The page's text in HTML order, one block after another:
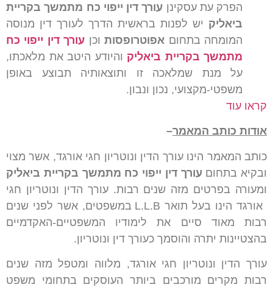
הפרק עת עסקינן עורך דין ייפוי כח מתמשך בקריית
ביאליק יש לפנות בראשית הדרך לעורך דין מנוסה
המומחה בתחום אפוטרופסותוכן עורך דין ייפוי כח
מתמשך בקריית ביאליק והיודע היטב את מלאכתו,
על מנת שמלאכה זו ותוצאותיה תבוצע באופן
משפטי-מקצועי, נכון ונבון.
קראו עוד
אודות כותב המאמר–
כותב המאמר הינו עורך הדין ונוטריון חגי אורגד, אשר מצוי
ובקיא בתחוםעורך דין ייפוי כח מתמשך בקריית ביאליק
ומעורה בפרטים מזה שנים רבות. עורך הדין ונוטריון חגי
אורגד הינו בעל תואר L.L.B במשפטים, אשר לפני שנים
רבות מאוד סיים את לימודיו המשפטיים-האקדמיים
בהצטיינות יתרה והוסמך כעורך דין ונוטריון.
עורך הדין ונוטריון חגי אורגד, מלווה ומטפל מזה שנים
רבות מקרים מורכבים ביותר העוסקים בתחומי משפט